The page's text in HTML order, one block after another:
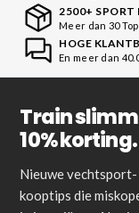
2500+ SPORT
Meer dan 30
HOGE
En meer dan
Train
10% korting.
Nieuwe
kooptips die